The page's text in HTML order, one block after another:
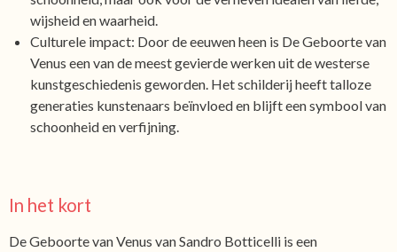
wijsheid en waarheid.
Culturele impact: Door de eeuwen heen is De Geboorte van
Venus een van de meest gevierde werken uit de westerse
kunstgeschiedenis geworden. Het schilderij heeft talloze
generaties kunstenaars beïnvloed en blijft een symbool van
schoonheid en verfijning.
In het kort
De Geboorte van Venus van Sandro Botticelli is een